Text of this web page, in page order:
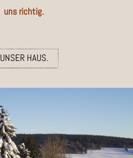
uns richtig.
UNSER HAUS.